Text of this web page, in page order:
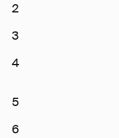
2
3
4
5
6